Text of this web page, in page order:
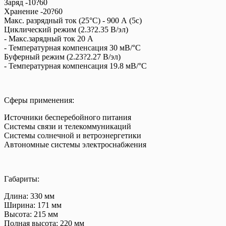
Заряд -10?60
Хранение -20?60
Макс. разрядный ток (25°С) - 900 А (5с)
Циклический режим (2.3?2.35 В/эл)
- Макс.зарядный ток 20 А
- Температурная компенсация 30 мВ/°С
Буферный режим (2.23?2.27 В/эл)
- Температурная компенсация 19.8 мВ/°С
Cферы применения:
Источники бесперебойного питания
Системы связи и телекоммуникаций
Системы солнечной и ветроэнергетики
Автономные системы электроснабжения
Габариты:
Длина: 330 мм
Ширина: 171 мм
Высота: 215 мм
Полная высота: 220 мм